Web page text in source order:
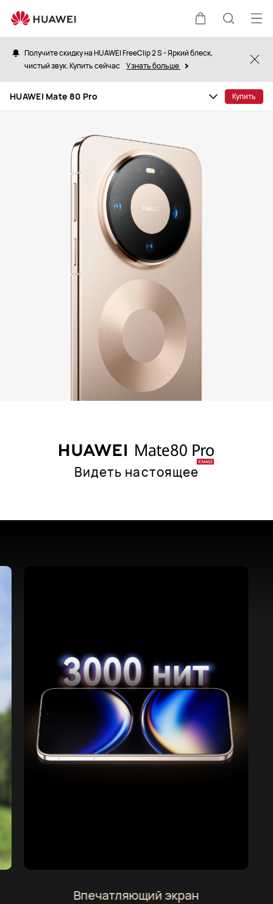
Mate
80
Pro
Щупальца
Поиск
сайту
Получите скидку на HUAWEI FreeClip 2 S - Яркий блеск,
чистый звук. Купить сейчас Узнать больше
HUAWEI Mate 80 Pro Купить
Видеть настоящее
Впечатляющий экран